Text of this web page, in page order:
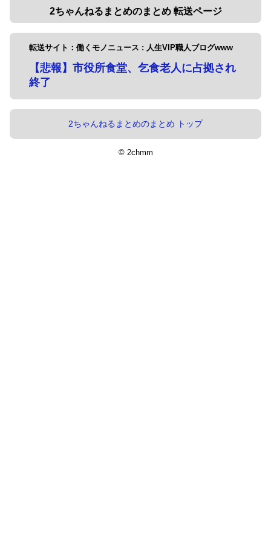
2ちゃんねるまとめのまとめ 転送ページ
転送サイト：働くモノニュース : 人生VIP職人ブログwww
【悲報】市役所食堂、乞食老人に占拠され
終了
2ちゃんねるまとめのまとめ トップ
© 2chmm